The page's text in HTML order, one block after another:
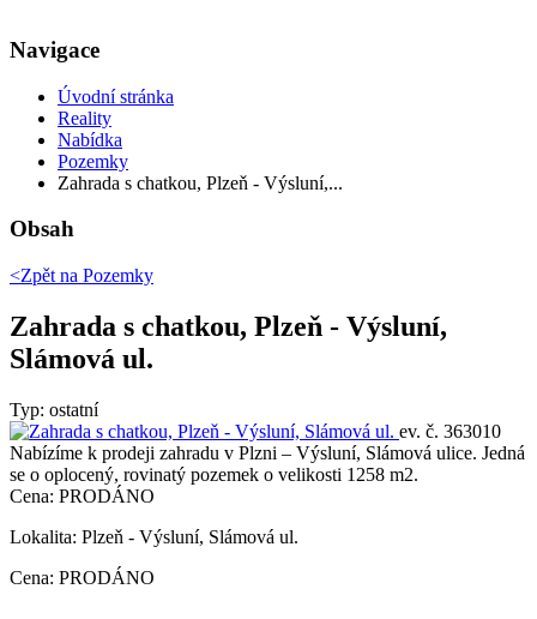
Navigace
Úvodní stránka
Reality
Nabídka
Pozemky
Zahrada s chatkou, Plzeň - Výsluní,...
Obsah
<Zpět na Pozemky
Zahrada s chatkou, Plzeň - Výsluní,
Slámová ul.
Typ: ostatní
ev. č. 363010
Nabízíme k prodeji zahradu v Plzni – Výsluní, Slámová ulice. Jedná
se o oplocený, rovinatý pozemek o velikosti 1258 m2.
Cena: PRODÁNO
Lokalita: Plzeň - Výsluní, Slámová ul.
Cena: PRODÁNO